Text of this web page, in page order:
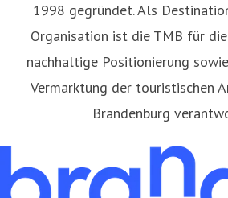
1998 gegründet. Als
Organisation ist die TMB für
nachhaltige Positionierung
Vermarktung der touristischen
Brandenburg